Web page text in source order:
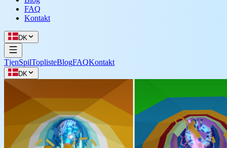
FAQ
Kontakt
DK
TjenSpilToplisteBlogFAQKontakt
DK